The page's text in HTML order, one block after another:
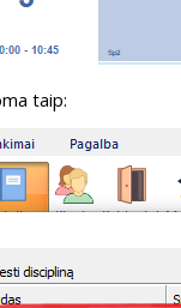
taip: